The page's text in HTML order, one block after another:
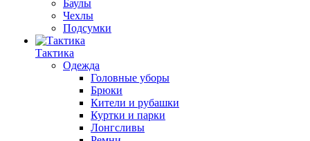
Баулы
Чехлы
Подсумки
Тактика
Одежда
Головные уборы
Брюки
Кители и рубашки
Куртки и парки
Лонгсливы